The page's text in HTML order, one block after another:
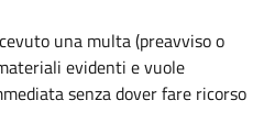
una multa (preavviso o
evidenti e vuole
senza dover fare ricorso